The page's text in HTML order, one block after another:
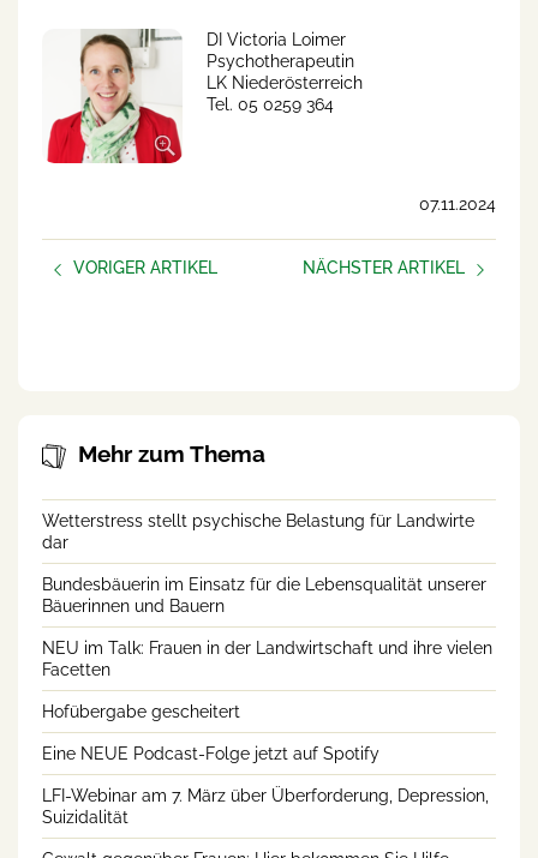
DI Victoria Loimer
Psychotherapeutin
LK Niederösterreich
Tel. 05 0259 364
07.11.2024
VORIGER ARTIKEL
NÄCHSTER ARTIKEL
Mehr zum Thema
Wetterstress stellt psychische Belastung für Landwirte
dar
Bundesbäuerin im Einsatz für die Lebensqualität unserer
Bäuerinnen und Bauern
NEU im Talk: Frauen in der Landwirtschaft und ihre vielen
Facetten
Hofübergabe gescheitert
Eine NEUE Podcast-Folge jetzt auf Spotify
LFI-Webinar am 7. März über Überforderung, Depression,
Suizidalität